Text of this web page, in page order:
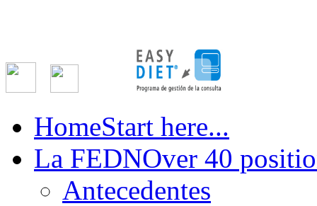
HomeStart here...
La FEDNOver 40
Antecedentes